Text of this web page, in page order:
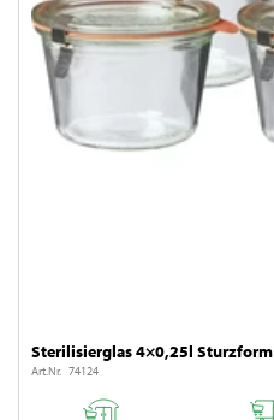
Sterilisierglas 4×0,25l Sturzform
Art.Nr. 74124